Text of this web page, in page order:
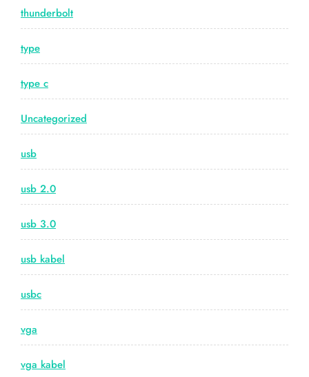
thunderbolt
type
type c
Uncategorized
usb
usb 2.0
usb 3.0
usb kabel
usbc
vga
vga kabel